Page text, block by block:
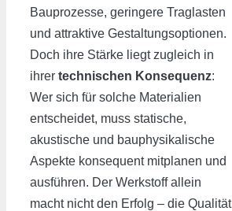
Bauprozesse, geringere Traglasten
und attraktive Gestaltungsoptionen.
Doch ihre Stärke liegt zugleich in
ihrer technischen Konsequenz:
Wer sich für solche Materialien
entscheidet, muss statische,
akustische und bauphysikalische
Aspekte konsequent mitplanen und
ausführen. Der Werkstoff allein
macht nicht den Erfolg – die Qualität